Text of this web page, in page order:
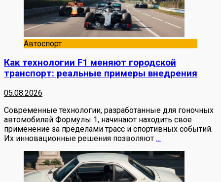
Автоспорт
Как технологии F1 меняют городской
транспорт: реальные примеры внедрения
05.08.2026
Современные технологии, разработанные для гоночных
автомобилей Формулы 1, начинают находить свое
применение за пределами трасс и спортивных событий.
Их инновационные решения позволяют …